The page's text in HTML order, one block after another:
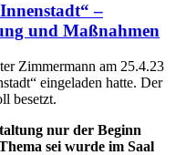
–
und Maßnahmen
Zimmermann am 25.4.23
eingeladen hatte. Der
besetzt.
nur der Beginn
sei wurde im Saal